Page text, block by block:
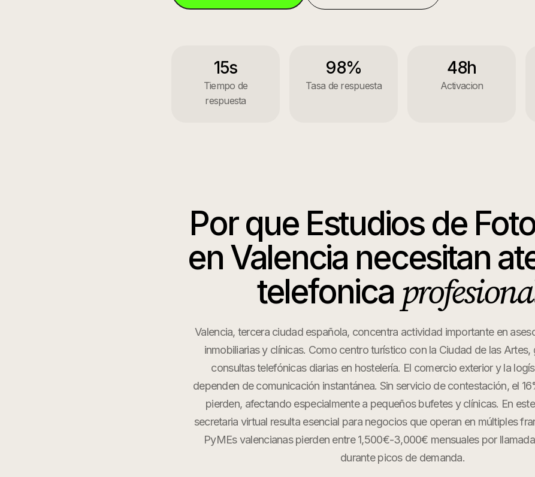
15s
Tiempo de
respuesta
98%
Tasa de respuesta
48h
Activacion
Por que Estudios de
enValencia necesitan
telefonica
Valencia, tercera ciudad española, concentra actividad importante en
inmobiliarias y clínicas. Como centro turístico con la Ciudad de las
consultas telefónicas diarias en hostelería. El comercio exterior y la
dependen de comunicación instantánea. Sin servicio de contestación, el
pierden, afectando especialmente a pequeños bufetes y clínicas. En
secretaria virtual resulta esencial para negocios que operan en múltiples
PyMEs valencianas pierden entre 1,500€-3,000€ mensuales por
durante picos de demanda.